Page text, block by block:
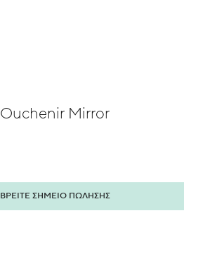
Ouchenir Mirror
ΒΡΕΙΤΕ ΣΗΜΕΙΟ ΠΩΛΗΣΗΣ